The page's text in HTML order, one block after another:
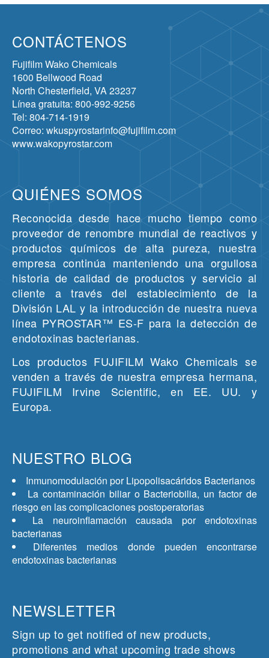
CONTÁCTENOS
Fujifilm Wako Chemicals
1600 Bellwood Road
North Chesterfield, VA 23237
Línea gratuita: 800-992-9256
Tel: 804-714-1919
Correo: wkuspyrostarinfo@fujifilm.com
www.wakopyrostar.com
QUIÉNES SOMOS
Reconocida desde hace mucho tiempo como
proveedor de renombre mundial de reactivos y
productos químicos de alta pureza, nuestra
empresa continúa manteniendo una orgullosa
historia de calidad de productos y servicio al
cliente a través del establecimiento de la
División LAL y la introducción de nuestra nueva
línea PYROSTAR™ ES-F para la detección de
endotoxinas bacterianas.
Los productos FUJIFILM Wako Chemicals se
venden a través de nuestra empresa hermana,
FUJIFILM Irvine Scientific, en EE. UU. y
Europa.
NUESTRO BLOG
Inmunomodulación por Lipopolisacáridos Bacterianos
La contaminación biliar o Bacteriobilia, un factor de
riesgo en las complicaciones postoperatorias
La neuroinflamación causada por endotoxinas
bacterianas
Diferentes medios donde pueden encontrarse
endotoxinas bacterianas
NEWSLETTER
Sign up to get notified of new products,
promotions and what upcoming trade shows